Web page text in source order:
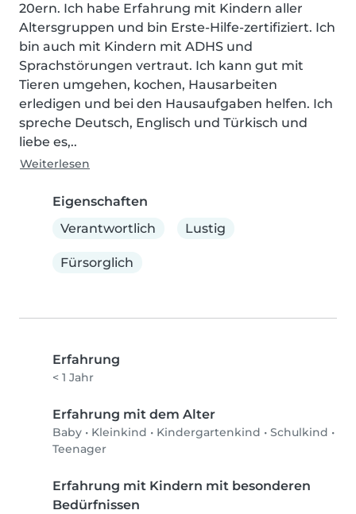
20ern. Ich habe Erfahrung mit Kindern aller
Altersgruppen und bin Erste-Hilfe-zertifiziert. Ich
bin auch mit Kindern mit ADHS und
Sprachstörungen vertraut. Ich kann gut mit
Tieren umgehen, kochen, Hausarbeiten
erledigen und bei den Hausaufgaben helfen. Ich
spreche Deutsch, Englisch und Türkisch und
liebe es,..
Weiterlesen
Eigenschaften
Verantwortlich
Lustig
Fürsorglich
Erfahrung
< 1 Jahr
Erfahrung mit dem Alter
Baby • Kleinkind • Kindergartenkind • Schulkind •
Teenager
Erfahrung mit Kindern mit besonderen
Bedürfnissen